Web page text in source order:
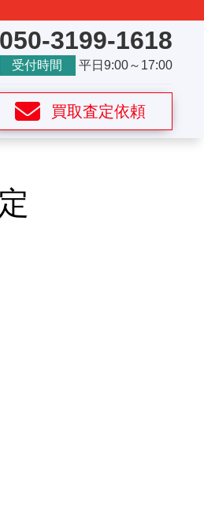
050-3199-1618
受付時間 平日9:00～17:00
買取査定依頼